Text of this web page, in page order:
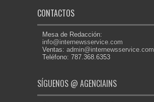
CONTACTOS
Mesa de Redacción:
info@internewsservice.com
Ventas: admin@internewsservice.com
Teléfono: 787.368.6353
SÍGUENOS @ AGENCIAINS